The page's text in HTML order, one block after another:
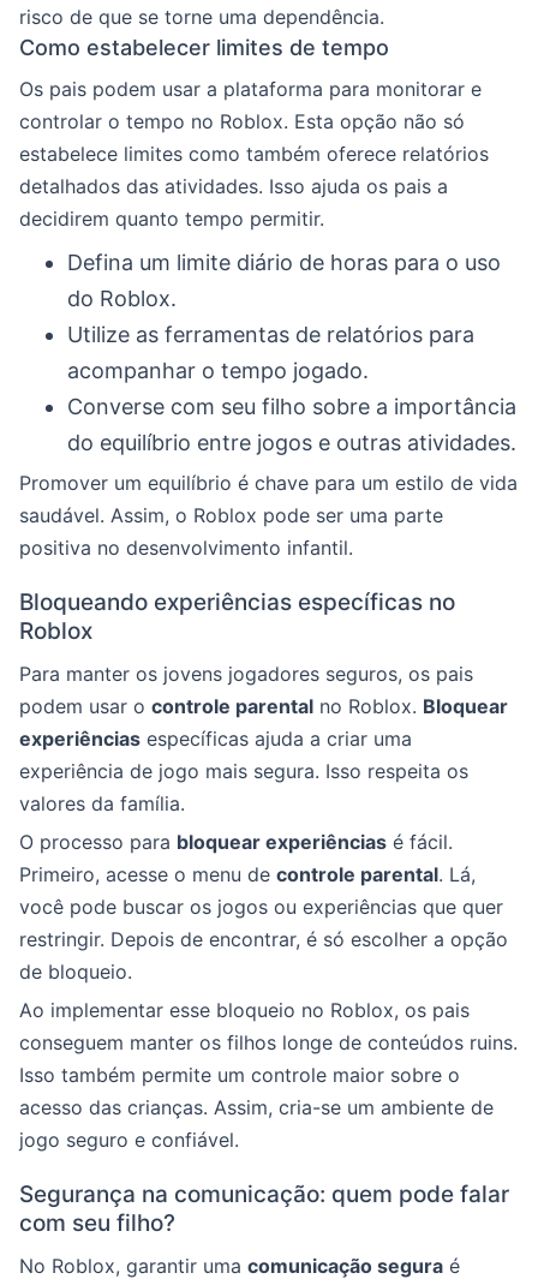
risco de que se torne uma dependência.
Como estabelecer limites de tempo
Os pais podem usar a plataforma para monitorar e
controlar o tempo no Roblox. Esta opção não só
estabelece limites como também oferece relatórios
detalhados das atividades. Isso ajuda os pais a
decidirem quanto tempo permitir.
Defina um limite diário de horas para o uso
do Roblox.
Utilize as ferramentas de relatórios para
acompanhar o tempo jogado.
Converse com seu filho sobre a importância
do equilíbrio entre jogos e outras atividades.
Promover um equilíbrio é chave para um estilo de vida
saudável. Assim, o Roblox pode ser uma parte
positiva no desenvolvimento infantil.
Bloqueando experiências específicas no
Roblox
Para manter os jovens jogadores seguros, os pais
podem usar o controle parental no Roblox. Bloquear
experiências específicas ajuda a criar uma
experiência de jogo mais segura. Isso respeita os
valores da família.
O processo para bloquear experiências é fácil.
Primeiro, acesse o menu de controle parental. Lá,
você pode buscar os jogos ou experiências que quer
restringir. Depois de encontrar, é só escolher a opção
de bloqueio.
Ao implementar esse bloqueio no Roblox, os pais
conseguem manter os filhos longe de conteúdos ruins.
Isso também permite um controle maior sobre o
acesso das crianças. Assim, cria-se um ambiente de
jogo seguro e confiável.
Segurança na comunicação: quem pode falar
com seu filho?
No Roblox, garantir uma comunicação segura é